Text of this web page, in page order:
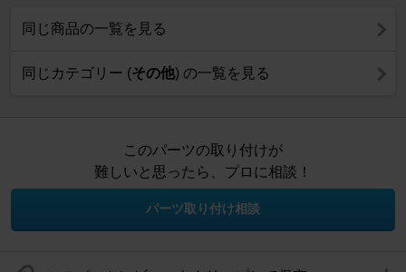
同じ商品の一覧を見る
同じカテゴリー (その他) の一覧を見る
このパーツの取り付けが
難しいと思ったら、プロに相談！
パーツ取り付け相談